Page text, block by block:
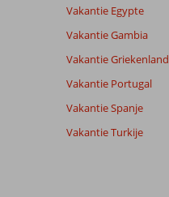
Ervaringen
van onze
klanten
Taal
5,0
Vakantie Egypte
Vakantie Gambia
Vakantie Griekenland
Vakantie Portugal
Vakantie Spanje
Vakantie Turkije